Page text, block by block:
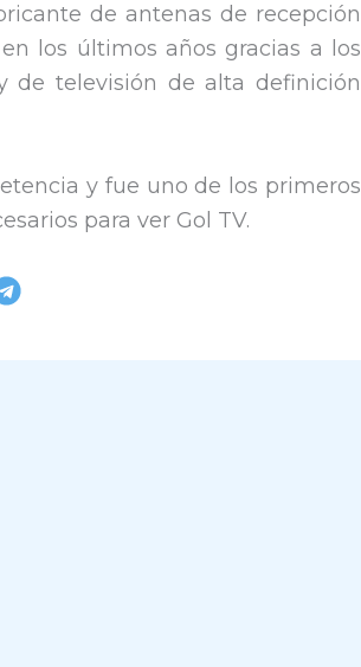
de antenas de recepción
los últimos años gracias a los
de televisión de alta definición
y fue uno de los primeros
para ver Gol TV.